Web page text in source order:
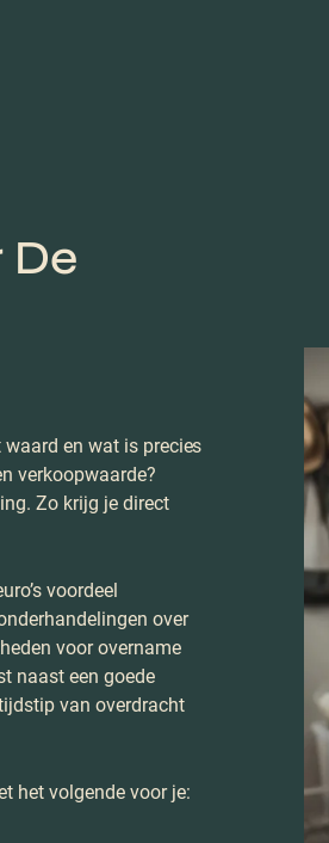
De
en wat is precies
verkoopwaarde?
Zo krijg je direct
voordeel
over
voor overname
naast een goede
van overdracht
het volgende voor je: